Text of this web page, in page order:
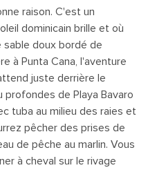
raison. C'est un
dominicain brille et où
sable doux bordé de
à Punta Cana, l'aventure
juste derrière le
de Playa Bavaro
tuba au milieu des raies et
pêcher des prises de
de pêche au marlin. Vous
à cheval sur le rivage